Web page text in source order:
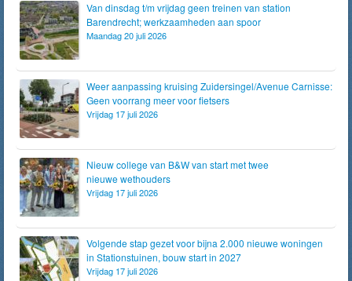
Van dinsdag t/m vrijdag geen treinen van station
Barendrecht; werkzaamheden aan spoor
Maandag 20 juli 2026
Weer aanpassing kruising Zuidersingel/Avenue Carnisse:
Geen voorrang meer voor fietsers
Vrijdag 17 juli 2026
Nieuw college van B&W van start met twee
nieuwe wethouders
Vrijdag 17 juli 2026
Volgende stap gezet voor bijna 2.000 nieuwe woningen
in Stationstuinen, bouw start in 2027
Vrijdag 17 juli 2026